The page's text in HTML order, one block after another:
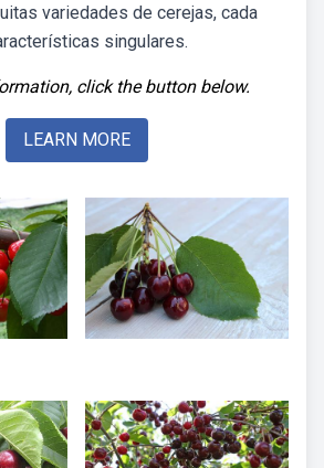
variedades de cerejas, cada
singulares.
click the button below.
LEARN MORE